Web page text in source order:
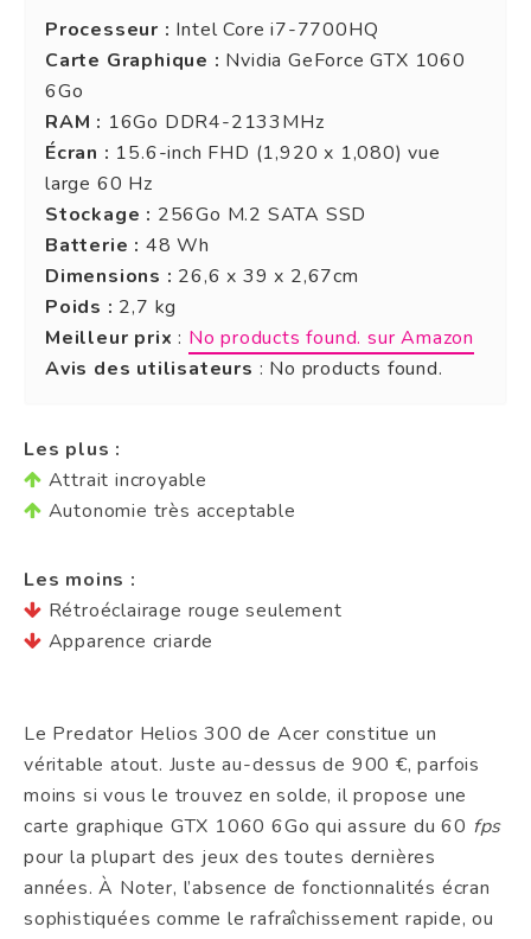
Processeur : Intel Core i7-7700HQ
Carte Graphique : Nvidia GeForce GTX 1060
6Go
RAM : 16Go DDR4-2133MHz
Écran : 15.6-inch FHD (1,920 x 1,080) vue
large 60 Hz
Stockage : 256Go M.2 SATA SSD
Batterie : 48 Wh
Dimensions : 26,6 x 39 x 2,67cm
Poids : 2,7 kg
Meilleur prix : No products found. sur Amazon
Avis des utilisateurs : No products found.
Les plus :
Attrait incroyable
Autonomie très acceptable
Les moins :
Rétroéclairage rouge seulement
Apparence criarde
Le Predator Helios 300 de Acer constitue un
véritable atout. Juste au-dessus de 900 €, parfois
moins si vous le trouvez en solde, il propose une
carte graphique GTX 1060 6Go qui assure du 60 fps
pour la plupart des jeux des toutes dernières
années. À Noter, l’absence de fonctionnalités écran
sophistiquées comme le rafraîchissement rapide, ou